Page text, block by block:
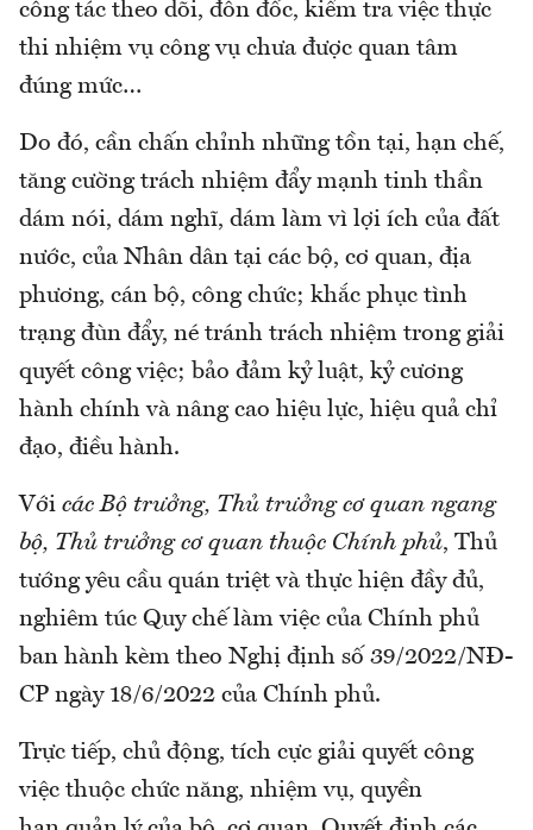
công tác theo dõi, đôn đốc, kiểm tra việc thực
thi nhiệm vụ công vụ chưa được quan tâm
đúng mức…
Do đó, cần chấn chỉnh những tồn tại, hạn chế,
tăng cường trách nhiệm đẩy mạnh tinh thần
dám nói, dám nghĩ, dám làm vì lợi ích của đất
nước, của Nhân dân tại các bộ, cơ quan, địa
phương, cán bộ, công chức; khắc phục tình
trạng đùn đẩy, né tránh trách nhiệm trong giải
quyết công việc; bảo đảm kỷ luật, kỷ cương
hành chính và nâng cao hiệu lực, hiệu quả chỉ
đạo, điều hành.
Với các Bộ trưởng, Thủ trưởng cơ quan ngang
bộ, Thủ trưởng cơ quan thuộc Chính phủ, Thủ
tướng yêu cầu quán triệt và thực hiện đầy đủ,
nghiêm túc Quy chế làm việc của Chính phủ
ban hành kèm theo Nghị định số 39/2022/NĐ-
CP ngày 18/6/2022 của Chính phủ.
Trực tiếp, chủ động, tích cực giải quyết công
việc thuộc chức năng, nhiệm vụ, quyền